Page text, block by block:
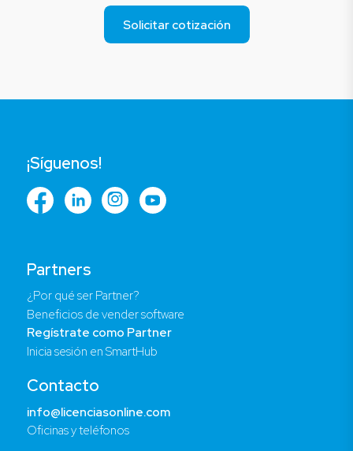
Solicitar cotización
Partners
¿Por qué ser Partner?
Beneficios de vender software
Regístrate como Partner
Inicia sesión en SmartHub
Contacto
info@licenciasonline.com
Oficinas y teléfonos
¡Síguenos!